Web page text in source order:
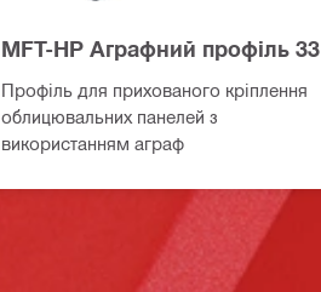
MFT-HP Аграфний профіль 33
Профіль для прихованого кріплення
облицювальних панелей з
використанням аграф